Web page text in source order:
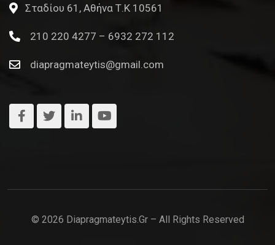
Σταδίου 61, Αθήνα Τ.Κ 10561
210 220 4277 – 6932 272 112
diapragmateytis@gmail.com
© 2026 Diapragmateytis.gr – All Rights Reserved